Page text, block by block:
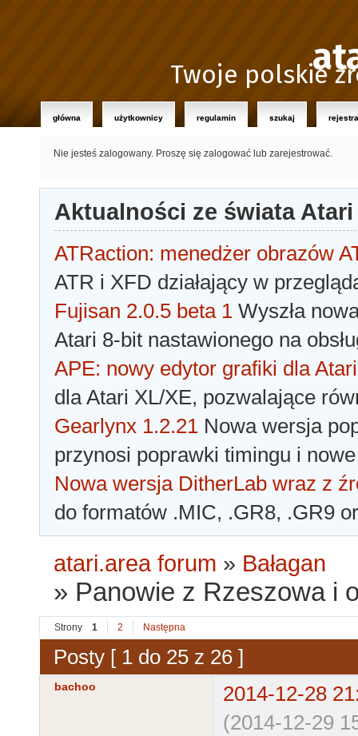
Twoje polskie
główna użytkownicy regulamin szukaj
Nie jesteś zalogowany. Proszę się zalogować lub zarejestrować.
Aktualności ze świata Atari
ATRaction: menedżer obrazów
ATR i XFD działający w
Fujisan 2.0.5 beta 1 Wyszła
Atari 8-bit nastawionego na
APE: nowy edytor grafiki dla Atari
dla Atari XL/XE, pozwalające
Gearlynx 1.2.21 Nowa wersja
przynosi poprawki timingu i
Nowa wersja DitherLab wraz z
do formatów .MIC, .GR8, .GR9
atari.area forum » Bałagan
» Panowie z Rzeszowa i
Strony 1 2 Następna
Posty [ 1 do 25 z 26 ]
bachoo
2014-12-28
(2014-12-29